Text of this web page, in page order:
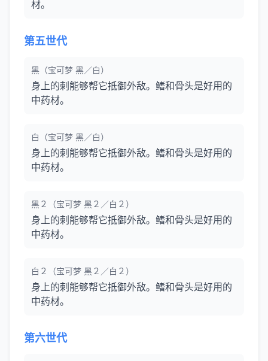
材。
第五世代
黑（宝可梦 黑／白）
身上的刺能够帮它抵御外敌。鳍和骨头是好用的
中药材。
白（宝可梦 黑／白）
身上的刺能够帮它抵御外敌。鳍和骨头是好用的
中药材。
黑２（宝可梦 黑２／白２）
身上的刺能够帮它抵御外敌。鳍和骨头是好用的
中药材。
白２（宝可梦 黑２／白２）
身上的刺能够帮它抵御外敌。鳍和骨头是好用的
中药材。
第六世代